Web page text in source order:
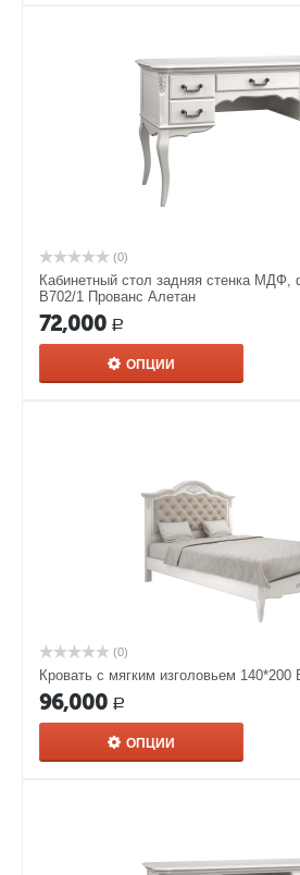
(0)
Кабинетный стол задняя стенка МДФ,
В702/1 Прованс Алетан
72,000 Р
ОПЦИИ
(0)
Кровать с мягким изголовьем
96,000 Р
ОПЦИИ